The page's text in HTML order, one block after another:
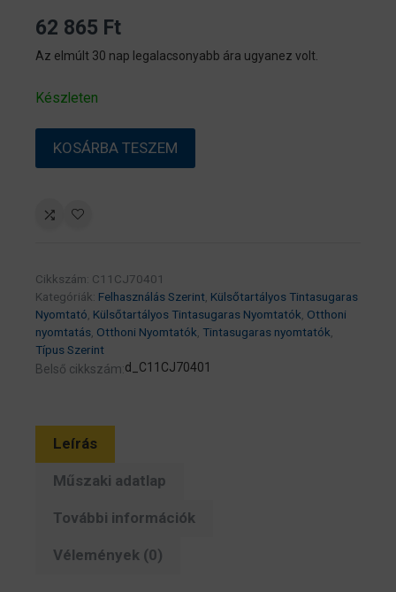
62 865 Ft
Az elmúlt 30 nap legalacsonyabb ára ugyanez volt.
Készleten
EPSON
(A4,
színes,
5760×1440
DPI,
33
mennyiség
KOSÁRBA TESZEM
Cikkszám: C11CJ70401
Kategóriák: Felhasználás Szerint Külsőtartályos Tintasugaras
Nyomtató Külsőtartályos Tintasugaras Nyomtatók Otthoni
nyomtatás Otthoni Nyomtatók Tintasugaras nyomtatók
Típus Szerint
Belső cikkszám:d_C11CJ70401
Leírás
Műszaki adatlap
További információk
Vélemények (0)